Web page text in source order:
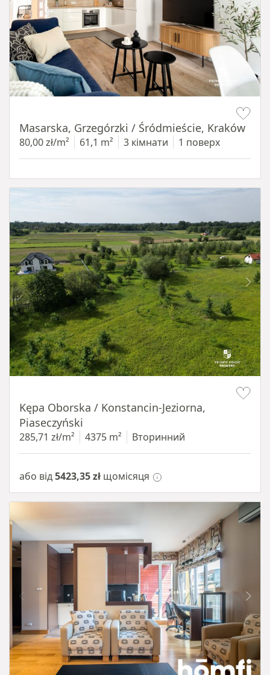
Masarska, Grzegórzki / Śródmieście, Kraków
80,00 zł/m² 61,1 m² 3 кімнати 1 поверх
Kępa Oborska / Konstancin-Jeziorna,
Piaseczyński
285,71 zł/m² 4375 m² Вторинний
або від5423,35 zł щомісяця